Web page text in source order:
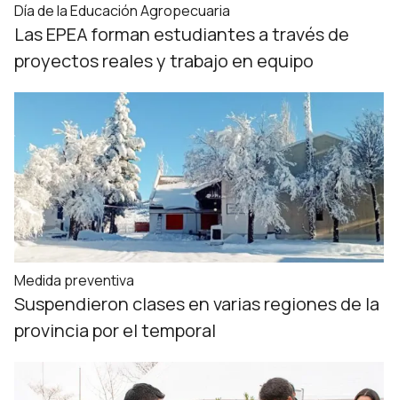
Día de la Educación Agropecuaria
Las EPEA forman estudiantes a través de
proyectos reales y trabajo en equipo
Medida preventiva
Suspendieron clases en varias regiones de la
provincia por el temporal